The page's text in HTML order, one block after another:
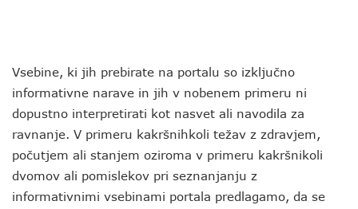
Vsebine, ki jih prebirate na portalu so izključno
informativne narave in jih v nobenem primeru ni
dopustno interpretirati kot nasvet ali navodila za
ravnanje. V primeru kakršnihkoli težav z zdravjem,
počutjem ali stanjem oziroma v primeru kakršnikoli
dvomov ali pomislekov pri seznanjanju z
informativnimi vsebinami portala predlagamo, da se